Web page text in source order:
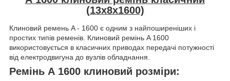
(13х8х1600)
Клиновий ремень A - 1600 є одним з найпоширеніших і
простих типів ременів. Клиновий ремінь A 1600
використовується в класичних приводах передачі потужності
від електродвигуна до вузлів обладнання.
Ремінь А 1600 клиновий розміри: